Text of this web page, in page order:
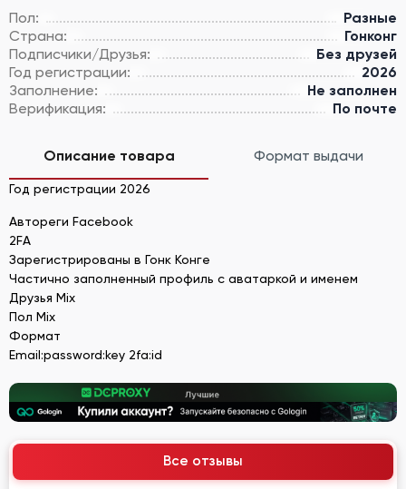
Пол:
Разные
Страна:
Гонконг
Подписчики/Друзья:
Без друзей
Год регистрации:
2026
Заполнение:
Не заполнен
Верификация:
По почте
Описание товара Формат выдачи
Год регистрации 2026
Автореги Facebook
2FA
Зарегистрированы в Гонк Конге
Частично заполненный профиль с аватаркой и именем
Друзья Mix
Пол Mix
Формат
Email:password:key 2fa:id
Все отзывы